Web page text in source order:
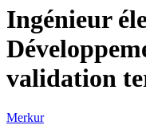
Ingénieur
validation
Merkur